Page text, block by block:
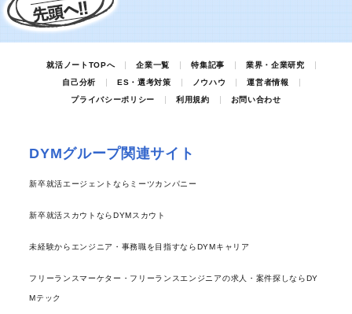
就活ノートTOPへ 企業一覧 特集記事
業界・企業研究
自己分析
ES・選考対策 ノウハウ
運営者情報
プライバシーポリシー
利用規約 お問い合わせ
DYMグループ関連サイト
新卒就活エージェントならミーツカンパニー
新卒就活スカウトならDYMスカウト
未経験からエンジニア・事務職を目指すならDYMキャリア
フリーランスマーケター・フリーランスエンジニアの求人・案件探しならDY
Mテック